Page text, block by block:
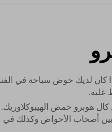
كان لديك حوض سباحة في
عليه.
هوبرو حمض
بين أصحاب الأحواض وكذلك في